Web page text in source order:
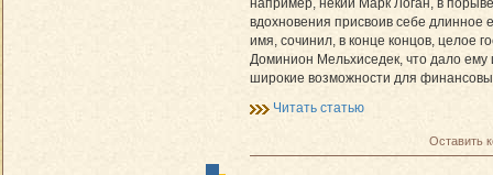
например, некий Марк Логан, в порыве
вдохновения присвоив себе длинное
имя, сочинил, в конце концов, целое
Доминион Мельхиседек, что дало ему
широкие возможности для
Читать статью
Оставить